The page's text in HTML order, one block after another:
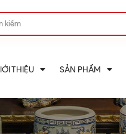
THIỆU SẢN PHẨM